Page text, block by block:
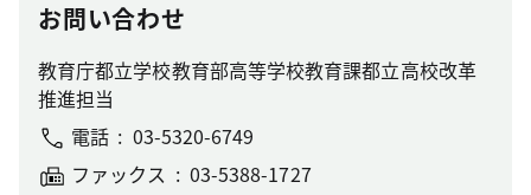
お問い合わせ
教育庁都立学校教育部高等学校教育課都立高校改革
推進担当
電話
03-5320-6749
ファックス
03-5388-1727